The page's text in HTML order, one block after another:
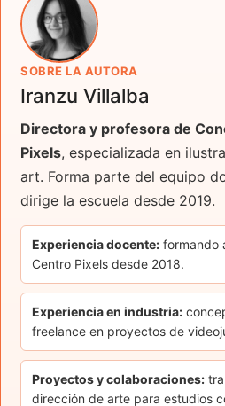
SOBRE LA AUTORA
Iranzu Villalba
Directora y profesora de
Pixels, especializada en
art. Forma parte del equipo
dirige la escuela desde 2019.
Experiencia docente: formando
Centro Pixels desde 2018.
Experiencia en industria:
freelance en proyectos de
Proyectos y colaboraciones:
dirección de arte para estudios